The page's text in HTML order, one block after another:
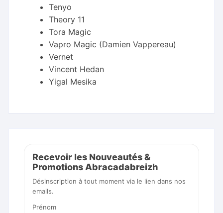
Tenyo
Theory 11
Tora Magic
Vapro Magic (Damien Vappereau)
Vernet
Vincent Hedan
Yigal Mesika
Recevoir les Nouveautés &
Promotions Abracadabreizh
Désinscription à tout moment via le lien dans nos
emails.
Prénom